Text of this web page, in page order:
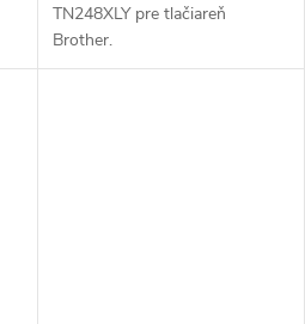
TN248XLY pre tlačiareň
Brother.